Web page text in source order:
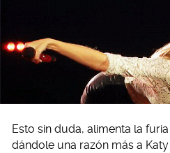
Esto sin duda, alimenta la
dándole una razón más a